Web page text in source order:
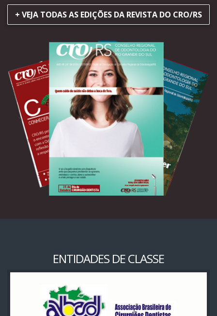
+ VEJA TODAS AS EDIÇÕES DA REVISTA DO CRO/RS
ENTIDADES DE CLASSE